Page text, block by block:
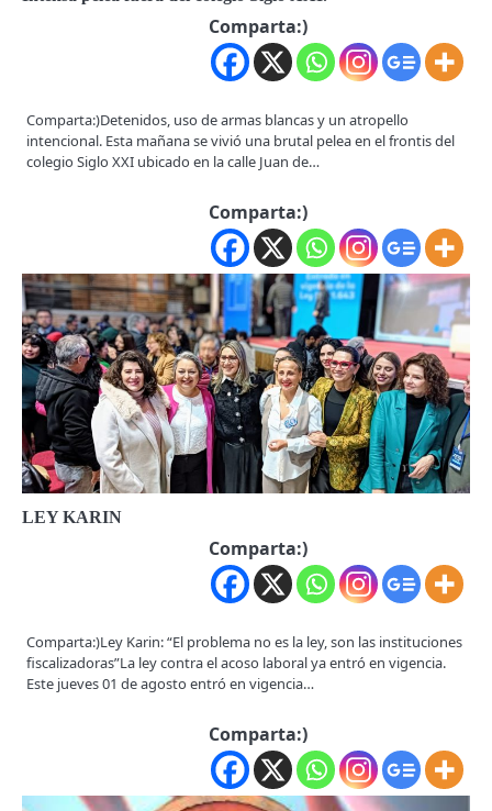
Comparta:)
Comparta:)Detenidos, uso de armas blancas y un atropello
intencional. Esta mañana se vivió una brutal pelea en el frontis del
colegio Siglo XXI ubicado en la calle Juan de…
Comparta:)
LEY KARIN
Comparta:)
Comparta:)Ley Karin: “El problema no es la ley, son las instituciones
fiscalizadoras”La ley contra el acoso laboral ya entró en vigencia.
Este jueves 01 de agosto entró en vigencia…
Comparta:)